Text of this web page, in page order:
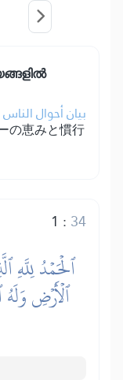
بيان أحوال
の恵みと慣行
1 : 34
ٱلۡحَمۡدُ لِلَّهِ
ٱلۡأَرۡضِ